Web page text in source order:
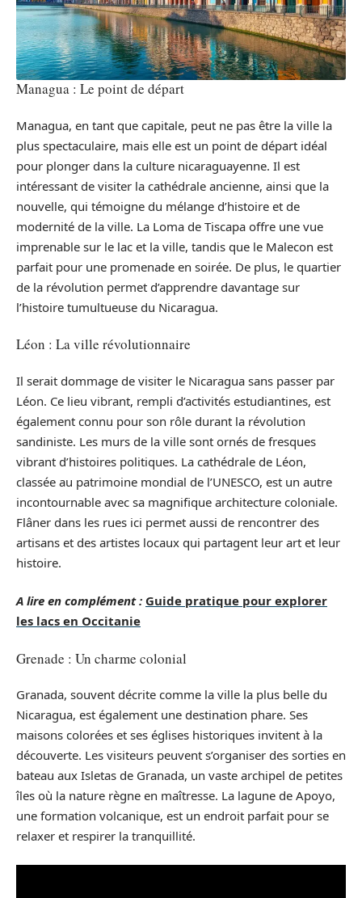
Managua : Le point de départ
Managua, en tant que capitale, peut ne pas être la ville la
plus spectaculaire, mais elle est un point de départ idéal
pour plonger dans la culture nicaraguayenne. Il est
intéressant de visiter la cathédrale ancienne, ainsi que la
nouvelle, qui témoigne du mélange d’histoire et de
modernité de la ville. La Loma de Tiscapa offre une vue
imprenable sur le lac et la ville, tandis que le Malecon est
parfait pour une promenade en soirée. De plus, le quartier
de la révolution permet d’apprendre davantage sur
l’histoire tumultueuse du Nicaragua.
Léon : La ville révolutionnaire
Il serait dommage de visiter le Nicaragua sans passer par
Léon. Ce lieu vibrant, rempli d’activités estudiantines, est
également connu pour son rôle durant la révolution
sandiniste. Les murs de la ville sont ornés de fresques
vibrant d’histoires politiques. La cathédrale de Léon,
classée au patrimoine mondial de l’UNESCO, est un autre
incontournable avec sa magnifique architecture coloniale.
Flâner dans les rues ici permet aussi de rencontrer des
artisans et des artistes locaux qui partagent leur art et leur
histoire.
A lire en complément : Guide pratique pour explorer
les lacs en Occitanie
Grenade : Un charme colonial
Granada, souvent décrite comme la ville la plus belle du
Nicaragua, est également une destination phare. Ses
maisons colorées et ses églises historiques invitent à la
découverte. Les visiteurs peuvent s’organiser des sorties en
bateau aux Isletas de Granada, un vaste archipel de petites
îles où la nature règne en maîtresse. La lagune de Apoyo,
une formation volcanique, est un endroit parfait pour se
relaxer et respirer la tranquillité.